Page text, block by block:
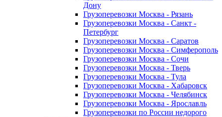
Дону
Грузоперевозки Москва - Рязань
Грузоперевозки Москва - Санкт -
Петербург
Грузоперевозки Москва - Саратов
Грузоперевозки Москва - Симферополь
Грузоперевозки Москва - Сочи
Грузоперевозки Москва - Тверь
Грузоперевозки Москва - Тула
Грузоперевозки Москва - Хабаровск
Грузоперевозки Москва - Челябинск
Грузоперевозки Москва - Ярославль
Грузоперевозки по России недорого